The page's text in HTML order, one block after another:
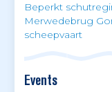
Beperkt
Merwedebrug
scheepvaart
Events